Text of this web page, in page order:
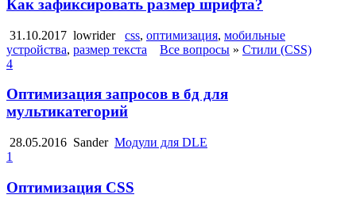
Как зафиксировать размер шрифта?
31.10.2017 lowrider css, оптимизация, мобильные
устройства, размер текста Все вопросы » Стили (CSS)
4
Оптимизация запросов в бд для
мультикатегорий
28.05.2016 Sander Модули для DLE
1
Оптимизация CSS